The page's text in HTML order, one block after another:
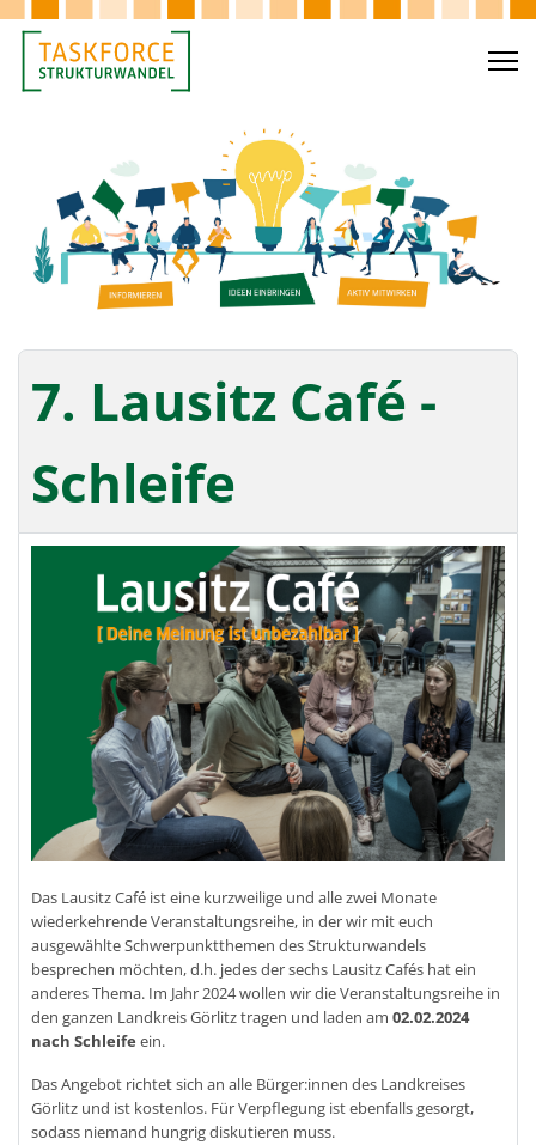
7. Lausitz Café -
Schleife
Das Lausitz Café ist eine kurzweilige und alle zwei Monate
wiederkehrende Veranstaltungsreihe, in der wir mit euch
ausgewählte Schwerpunktthemen des Strukturwandels
besprechen möchten, d.h. jedes der sechs Lausitz Cafés hat ein
anderes Thema. Im Jahr 2024 wollen wir die Veranstaltungsreihe in
den ganzen Landkreis Görlitz tragen und laden am 02.02.2024
nach Schleife ein.
Das Angebot richtet sich an alle Bürger:innen des Landkreises
Görlitz und ist kostenlos. Für Verpflegung ist ebenfalls gesorgt,
sodass niemand hungrig diskutieren muss.